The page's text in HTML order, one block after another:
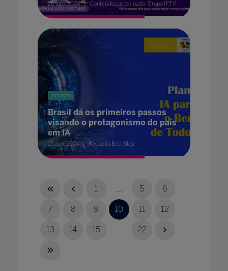
26 ago. 2024 Conteúdo patrocinado: Grupo IP.TV
Inovação
Brasil dá os primeiros passos
visando o protagonismo do país
em IA
15 ago. 2024 Redação Bett Blog
1 ... 5 6
7 8 9 10 11 12
13 14 15 ... 22